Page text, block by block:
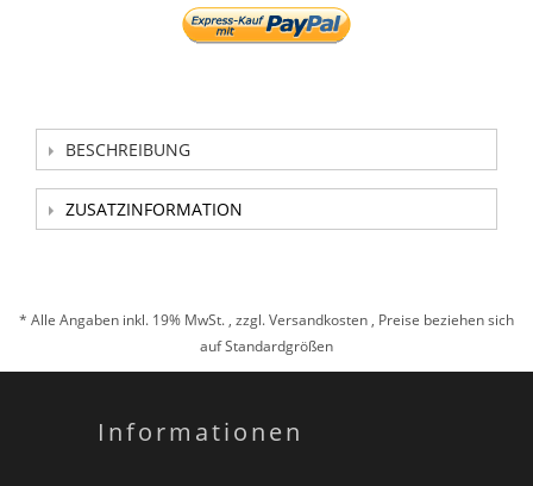
BESCHREIBUNG
ZUSATZINFORMATION
* Alle Angaben inkl. 19% MwSt. , zzgl.Versandkosten , Preise beziehen sich
auf Standardgrößen
Informationen